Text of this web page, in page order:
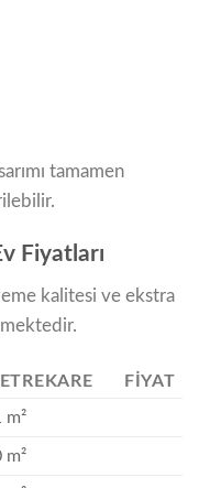
tamamen
Fiyatları
kalitesi ve ekstra
FIYAT
m²
m²